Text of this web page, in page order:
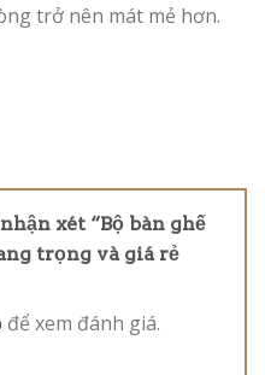
trở nên mát mẻ hơn.
xét “Bộ bàn ghế
trọng và giá rẻ
để xem đánh giá.